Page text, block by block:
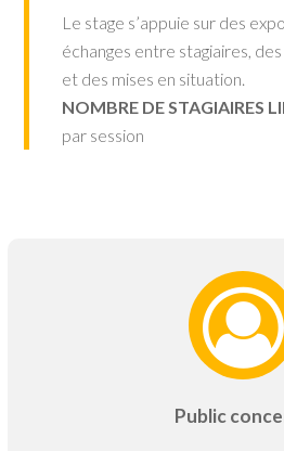
Le stage s’appuie sur des
échanges entre stagiaires,
et des mises en situation.
NOMBRE DE STAGIAIRES
par session
Public